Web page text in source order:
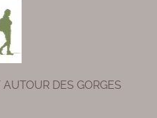
DES GORGES